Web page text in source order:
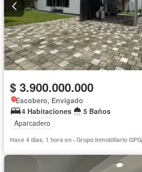
$ 3.900.000.000
Escobero, Envigado
4 Habitaciones
5 Baños
Aparcadero
Hace 4 días, 1 hora en - Grupo Inmobiliario GPG